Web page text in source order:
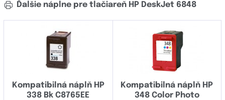
Ďalšie náplne pre tlačiareň HP DeskJet 6848
Kompatibilná náplň HP
338 Bk C8765EE
Kompatibilná náplň HP
348 Color Photo